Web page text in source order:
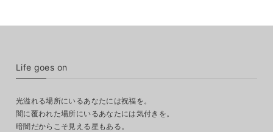
Life goes on
光溢れる場所にいるあなたには祝福を。
闇に覆われた場所にいるあなたには気付きを。
暗闇だからこそ見える星もある。